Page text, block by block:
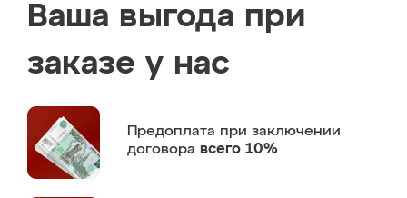
Ваша выгода при
заказе у нас
Предоплата при заключении
договора всего 10%